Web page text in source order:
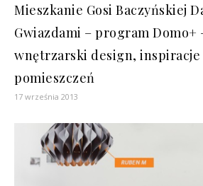
Mieszkanie Gosi Baczyńskiej
Gwiazdami – program Domo+
wnętrzarski design, inspiracje
pomieszczeń
17 września 2013